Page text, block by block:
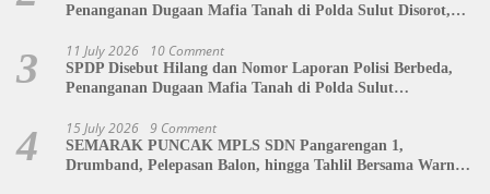
Penanganan Dugaan Mafia Tanah di Polda Sulut Disorot,
3 11 July 2026 10 Comment
SPDP Disebut Hilang dan Nomor Laporan Polisi Berbeda,
Penanganan Dugaan Mafia Tanah di Polda Sulut
4 15 July 2026 9 Comment
SEMARAK PUNCAK MPLS SDN Pangarengan 1,
Drumband, Pelepasan Balon, hingga Tahlil Bersama Warnai